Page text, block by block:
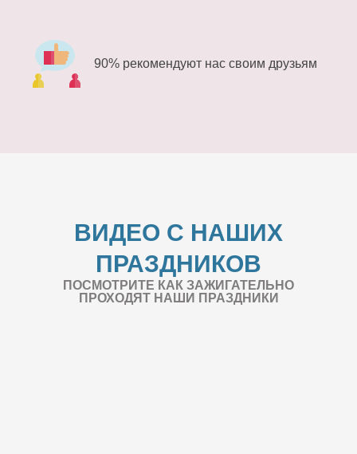
90% рекомендуют нас своим друзьям
ВИДЕО С НАШИХ
ПРАЗДНИКОВ
ПОСМОТРИТЕ КАК ЗАЖИГАТЕЛЬНО
ПРОХОДЯТ НАШИ ПРАЗДНИКИ